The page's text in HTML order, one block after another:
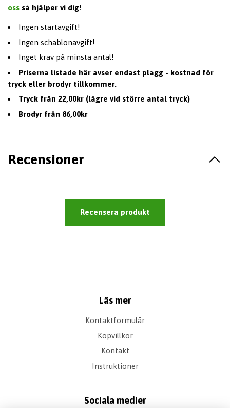
oss så hjälper vi dig!
Ingen startavgift!
Ingen schablonavgift!
Inget krav på minsta antal!
Priserna listade här avser endast plagg - kostnad för
tryck eller brodyr tillkommer.
Tryck från 22,00kr (lägre vid större antal tryck)
Brodyr från 86,00kr
Recensioner
Recensera produkt
Läs mer
Kontaktformulär
Köpvillkor
Kontakt
Instruktioner
Sociala medier